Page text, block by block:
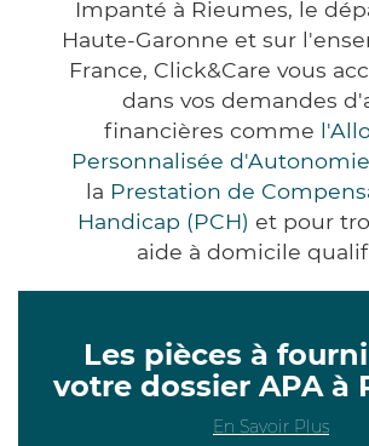
Impanté à Rieumes, le
Haute-Garonne et sur
France, Click&Care vous
dans vos demandes
financières comme
Personnalisée
la Prestation de
Handicap (PCH) et pour
aide à domicile
Les pièces à
votre dossier APA à
En Savoir Plus